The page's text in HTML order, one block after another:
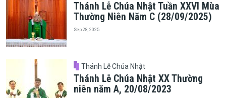
Thánh Lễ Chúa Nhật Tuần XXVI Mùa
Thường Niên Năm C (28/09/2025)
Sep 28, 2025
Thánh Lễ Chúa Nhật
Thánh Lễ Chúa Nhật XX Thường
niên năm A, 20/08/2023